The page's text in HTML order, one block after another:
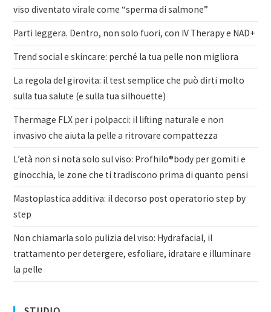
viso diventato virale come “sperma di salmone”
Parti leggera. Dentro, non solo fuori, con IV Therapy e NAD+
Trend social e skincare: perché la tua pelle non migliora
La regola del girovita: il test semplice che può dirti molto
sulla tua salute (e sulla tua silhouette)
Thermage FLX per i polpacci: il lifting naturale e non
invasivo che aiuta la pelle a ritrovare compattezza
L’età non si nota solo sul viso: Profhilo®body per gomiti e
ginocchia, le zone che ti tradiscono prima di quanto pensi
Mastoplastica additiva: il decorso post operatorio step by
step
Non chiamarla solo pulizia del viso: Hydrafacial, il
trattamento per detergere, esfoliare, idratare e illuminare
la pelle